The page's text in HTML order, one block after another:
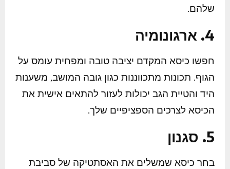
שלהם.
4. ארגונומיה
חפשו כיסא המקדם יציבה טובה ומפחית עומס על
הגוף. תכונות מתכווננות כגון גובה המושב, משענות
היד והטיית הגב יכולות לעזור להתאים אישית את
הכיסא לצרכים הספציפיים שלך.
5. סגנון
בחר כיסא שמשלים את האסתטיקה של סביבת